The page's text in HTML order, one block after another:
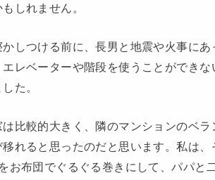
しれません。
しつける前に、長男と地震や火事に
レベーターや階段を使うことができ
た。
比較的大きく、隣のマンションのベ
れると思ったのだと思います。私は
お布団でぐるぐる巻きにして、パパと